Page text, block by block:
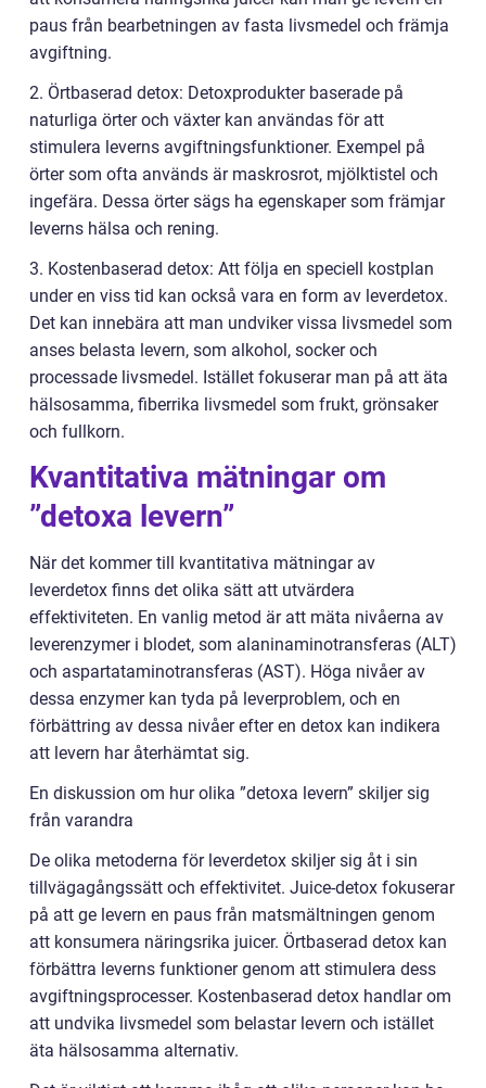
paus från bearbetningen av fasta livsmedel och främja
avgiftning.
2. Örtbaserad detox: Detoxprodukter baserade på
naturliga örter och växter kan användas för att
stimulera leverns avgiftningsfunktioner. Exempel på
örter som ofta används är maskrosrot, mjölktistel och
ingefära. Dessa örter sägs ha egenskaper som främjar
leverns hälsa och rening.
3. Kostenbaserad detox: Att följa en speciell kostplan
under en viss tid kan också vara en form av leverdetox.
Det kan innebära att man undviker vissa livsmedel som
anses belasta levern, som alkohol, socker och
processade livsmedel. Istället fokuserar man på att äta
hälsosamma, fiberrika livsmedel som frukt, grönsaker
och fullkorn.
Kvantitativa mätningar om
”detoxa levern”
När det kommer till kvantitativa mätningar av
leverdetox finns det olika sätt att utvärdera
effektiviteten. En vanlig metod är att mäta nivåerna av
leverenzymer i blodet, som alaninaminotransferas (ALT)
och aspartataminotransferas (AST). Höga nivåer av
dessa enzymer kan tyda på leverproblem, och en
förbättring av dessa nivåer efter en detox kan indikera
att levern har återhämtat sig.
En diskussion om hur olika ”detoxa levern” skiljer sig
från varandra
De olika metoderna för leverdetox skiljer sig åt i sin
tillvägagångssätt och effektivitet. Juice-detox fokuserar
på att ge levern en paus från matsmältningen genom
att konsumera näringsrika juicer. Örtbaserad detox kan
förbättra leverns funktioner genom att stimulera dess
avgiftningsprocesser. Kostenbaserad detox handlar om
att undvika livsmedel som belastar levern och istället
äta hälsosamma alternativ.